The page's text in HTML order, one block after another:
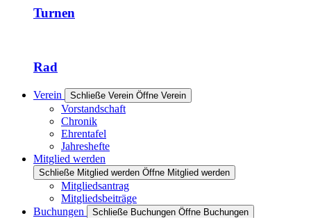
Turnen
Rad
Verein Schließe Verein Öffne Verein
Vorstandschaft
Chronik
Ehrentafel
Jahreshefte
Mitglied werden
Schließe Mitglied werden Öffne Mitglied werden
Mitgliedsantrag
Mitgliedsbeiträge
Buchungen
Schließe Buchungen Öffne Buchungen